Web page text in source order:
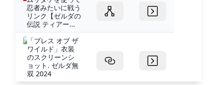
忍者みたいに戦う
リンク【ゼルダの
伝説 ティアー...
「ブレス オブ ザ
ワイルド」衣装
のスクリーンシ
ョット. ゼルダ無
双 2024